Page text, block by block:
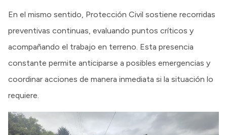
En el mismo sentido, Protección Civil sostiene recorridas
preventivas continuas, evaluando puntos críticos y
acompañando el trabajo en terreno. Esta presencia
constante permite anticiparse a posibles emergencias y
coordinar acciones de manera inmediata si la situación lo
requiere.